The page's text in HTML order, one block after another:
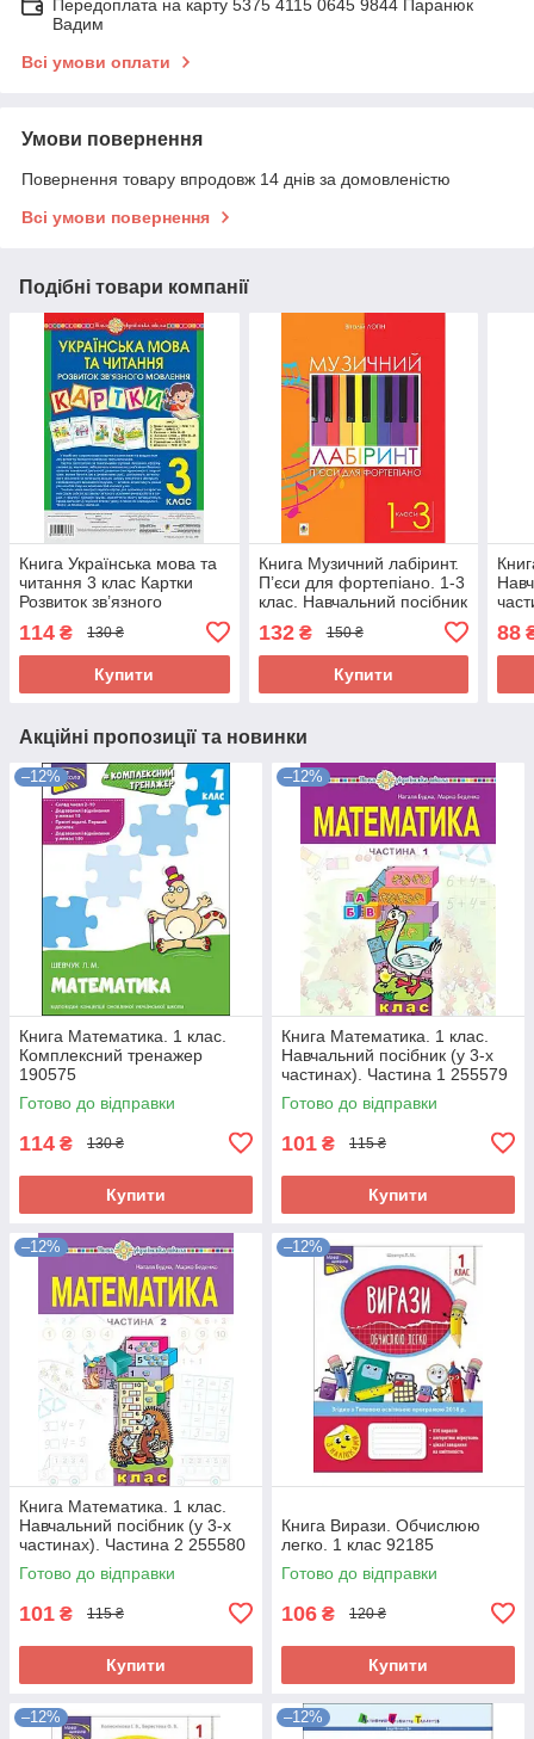
Передоплата на карту 5375 4115 0645 9844 Паранюк
Вадим
Всі умови оплати
Умови повернення
Повернення товару впродовж 14 днів за домовленістю
Всі умови повернення
Подібні товари компанії
Книга Українська мова та
читання 3 клас Картки
Розвиток зв’язного
посібник НУШ
Мельничайко О. Богдан
114 ₴ 130 ₴
Купити
Книга Музичний лабіринт.
П’єси для фортепіано. 1-3
клас. Навчальний посібник
мистецьких шкіл 240676
132₴ 150 ₴
Купити
88
Акційні пропозиції та новинки
–12%
Книга Математика. 1 клас.
Комплексний тренажер
190575
Готово до відправки
114 ₴ 130 ₴
Купити
–12%
Книга Математика. 1 клас.
Навчальний посібник (у 3-х
частинах). Частина 1 255579
Готово до відправки
101 ₴ 115 ₴
Купити
–12%
Книга Математика. 1 клас.
Навчальний посібник (у 3-х
частинах). Частина 2 255580
Готово до відправки
101 ₴ 115 ₴
Купити
–12%
Книга Вирази. Обчислюю
легко. 1 клас 92185
Готово до відправки
106 ₴ 120 ₴
Купити
–12% –12%